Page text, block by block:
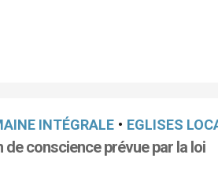
INTÉGRALE • EGLISES
de conscience prévue par la loi